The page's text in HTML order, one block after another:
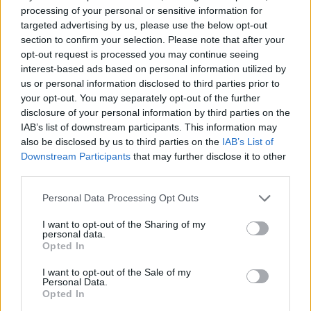
processing of your personal or sensitive information for
targeted advertising by us, please use the below opt-out
section to confirm your selection. Please note that after your
opt-out request is processed you may continue seeing
interest-based ads based on personal information utilized by
us or personal information disclosed to third parties prior to
your opt-out. You may separately opt-out of the further
disclosure of your personal information by third parties on the
IAB’s list of downstream participants. This information may
also be disclosed by us to third parties on the IAB’s List of
Downstream Participants that may further disclose it to other
Personal Data Processing Opt Outs
I want to opt-out of the Sharing of my
personal data.
Opted In
I want to opt-out of the Sale of my
Personal Data.
Opted In
Για το ότι ο Παναιτωλικός έφτασε να
διεκδικεί την οκτάδα με 20 γκολ:
«Όλα έχουν σειρά. Θέλαμε και κάναμε
ευκαιρίες για περισσότερα γκολ. Για να
κερδίσεις θα πρέπει πρώτα να μην τρως γκολ.
Γιατί και να βάζεις, αν τρως δεν αρκούν. Αυτή
είναι η σειρά. Μακάρι να είχαμε βάλει